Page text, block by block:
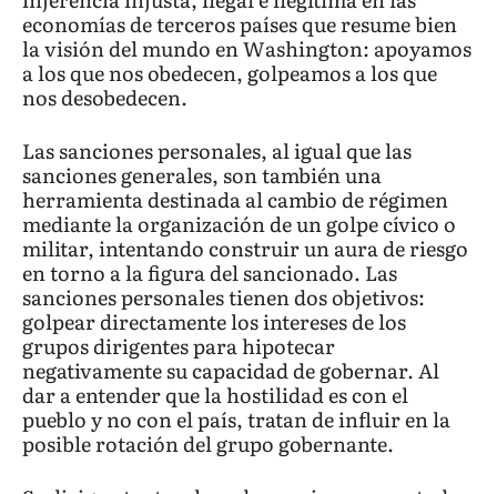
economías de terceros países que resume bien
la visión del mundo en Washington: apoyamos
a los que nos obedecen, golpeamos a los que
nos desobedecen.
Las sanciones personales, al igual que las
sanciones generales, son también una
herramienta destinada al cambio de régimen
mediante la organización de un golpe cívico o
militar, intentando construir un aura de riesgo
en torno a la figura del sancionado. Las
sanciones personales tienen dos objetivos:
golpear directamente los intereses de los
grupos dirigentes para hipotecar
negativamente su capacidad de gobernar. Al
dar a entender que la hostilidad es con el
pueblo y no con el país, tratan de influir en la
posible rotación del grupo gobernante.